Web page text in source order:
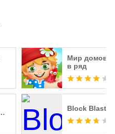
Мир
в ряд
Block Blast!